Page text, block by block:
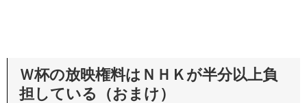
Ｗ杯の放映権料はＮＨＫが半分以上負
担している（おまけ）